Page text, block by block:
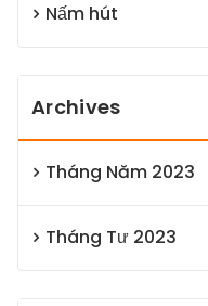
Nấm hút
Archives
Tháng Năm 2023
Tháng Tư 2023